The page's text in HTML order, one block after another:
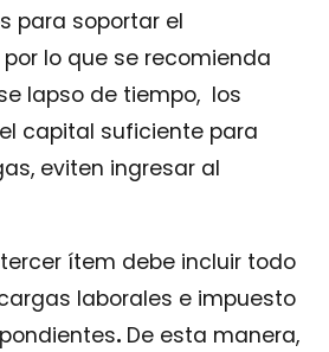
para soportar el
lo que se recomienda
lapso de tiempo, los
capital suficiente para
eviten ingresar al
ítem debe incluir todo
laborales e impuesto
. De esta manera,